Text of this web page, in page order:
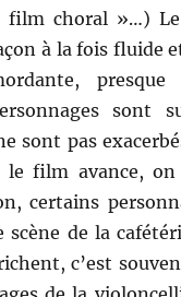
film choral »…) Le
à la fois fluide
sont
sont pas
film avance,
certains
de la
c’est